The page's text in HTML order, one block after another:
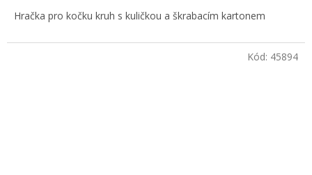
Hračka pro kočku kruh s kuličkou a škrabacím kartonem
Kód: 45894